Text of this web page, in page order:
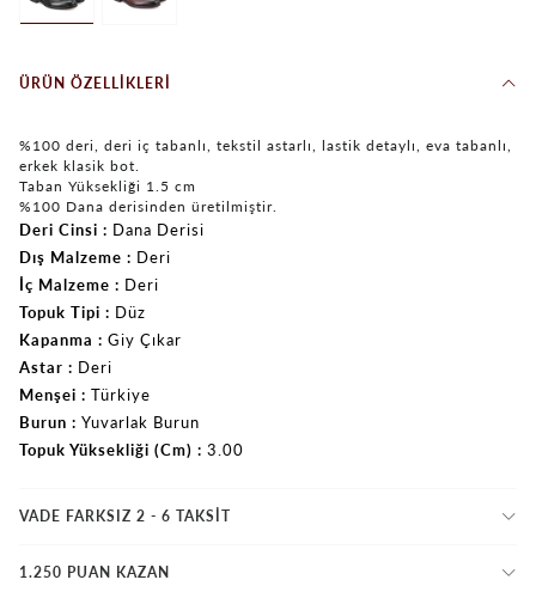
ÜRÜN ÖZELLIKLERI
%100 deri, deri iç tabanlı, tekstil astarlı, lastik detaylı, eva tabanlı,
erkek klasik bot.
Taban Yüksekliği 1.5 cm
%100 Dana derisinden üretilmiştir.
Deri Cinsi
Dana Derisi
Dış Malzeme
Deri
İç Malzeme
Deri
Topuk Tipi
Düz
Kapanma
Giy Çıkar
Astar
Deri
Menşei
Türkiye
Burun
Yuvarlak Burun
Topuk Yüksekliği (Cm)
3.00
VADE FARKSIZ 2 - 6 TAKSIT
1.250 PUAN KAZAN